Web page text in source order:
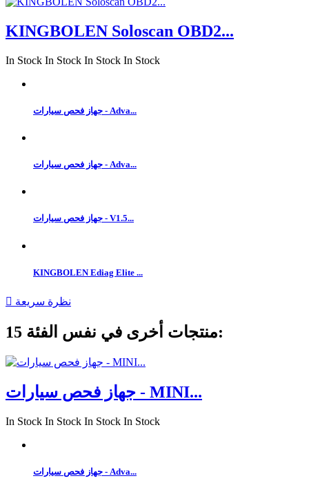
KINGBOLEN Soloscan OBD2...
In Stock In Stock In Stock In Stock
جهاز فحص سيارات - Adva...
جهاز فحص سيارات - Adva...
جهاز فحص سيارات - V1.5...
KINGBOLEN Ediag Elite ...
 نظرة سريعة
15 منتجات أخرى في نفس الفئة:
جهاز فحص سيارات - MINI...
In Stock In Stock In Stock In Stock
جهاز فحص سيارات - Adva...